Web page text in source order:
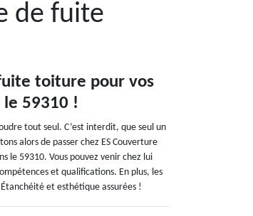
de fuite
toiture pour vos
le 59310 !
tout seul. C’est interdit, que seul un
alors de passer chez ES Couverture
le 59310. Vous pouvez venir chez lui
et qualifications. En plus, les
et esthétique assurées !